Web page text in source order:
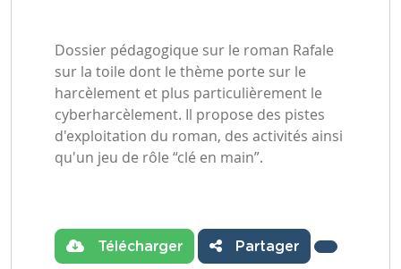
Dossier pédagogique sur le roman Rafale
sur la toile dont le thème porte sur le
harcèlement et plus particulièrement le
cyberharcèlement. Il propose des pistes
d'exploitation du roman, des activités ainsi
qu'un jeu de rôle “clé en main”.
Télécharger Partager